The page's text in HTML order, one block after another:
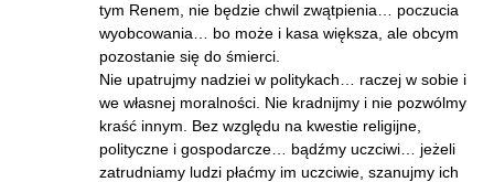
tym Renem, nie będzie chwil zwątpienia… poczucia
wyobcowania… bo może i kasa większa, ale obcym
pozostanie się do śmierci.
Nie upatrujmy nadziei w politykach… raczej w sobie i
we własnej moralności. Nie kradnijmy i nie pozwólmy
kraść innym. Bez względu na kwestie religijne,
polityczne i gospodarcze… bądźmy uczciwi… jeżeli
zatrudniamy ludzi płaćmy im uczciwie, szanujmy ich